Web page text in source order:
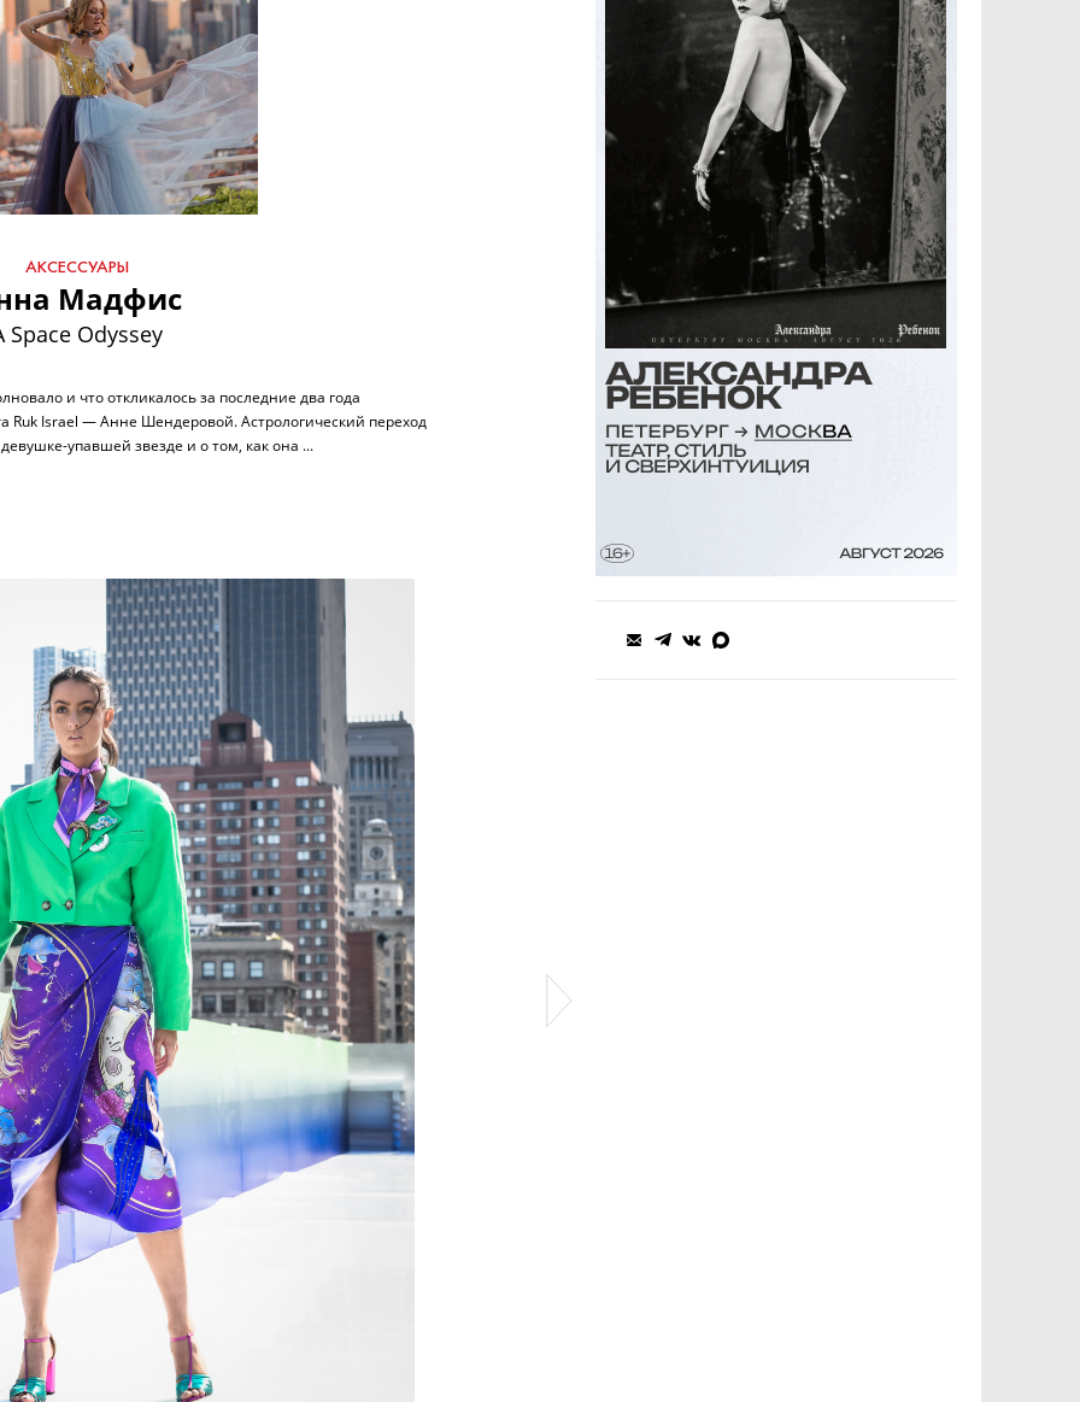
АКСЕССУАРЫ
Мадфис
Space Odyssey
и что откликалось за последние два года
Ruk Israel — Анне Шендеровой. Астрологический переход